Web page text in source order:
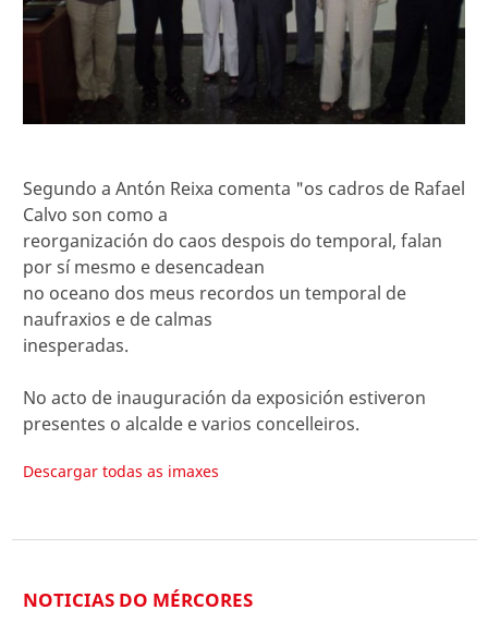
Segundo a Antón Reixa comenta "os cadros de Rafael
Calvo son como a
reorganización do caos despois do temporal, falan
por sí mesmo e desencadean
no oceano dos meus recordos un temporal de
naufraxios e de calmas
inesperadas.
No acto de inauguración da exposición estiveron
presentes o alcalde e varios concelleiros.
Descargar todas as imaxes
NOTICIAS DO MÉRCORES